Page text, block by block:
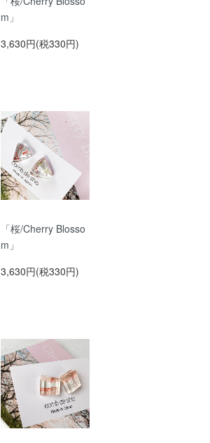
m」
3,630円(税330円)
「桜/Cherry Blosso
m」
3,630円(税330円)